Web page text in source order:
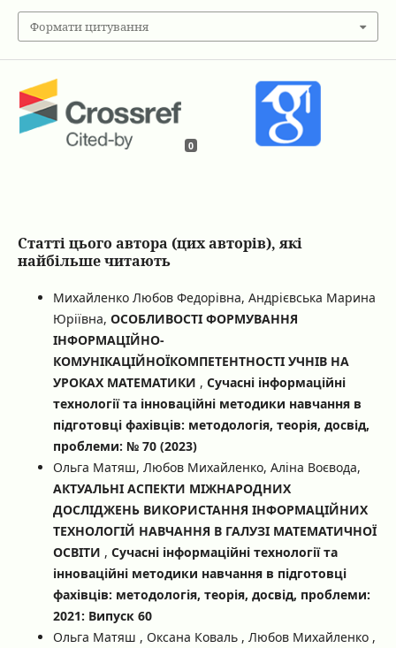
Формати цитування
0
Статті цього автора (цих авторів), які
найбільше читають
Михайленко Любов Федорівна, Андрієвська Марина
Юріївна, ОСОБЛИВОСТІ ФОРМУВАННЯ
ІНФОРМАЦІЙНО-
КОМУНІКАЦІЙНОЇКОМПЕТЕНТНОСТІ УЧНІВ НА
УРОКАХ МАТЕМАТИКИ , Сучасні інформаційні
технології та інноваційні методики навчання в
підготовці фахівців: методологія, теорія, досвід,
проблеми: № 70 (2023)
Ольга Матяш, Любов Михайленко, Аліна Воєвода,
АКТУАЛЬНІ АСПЕКТИ МІЖНАРОДНИХ
ДОСЛІДЖЕНЬ ВИКОРИСТАННЯ ІНФОРМАЦІЙНИХ
ТЕХНОЛОГІЙ НАВЧАННЯ В ГАЛУЗІ МАТЕМАТИЧНОЇ
ОСВІТИ , Сучасні інформаційні технології та
інноваційні методики навчання в підготовці
фахівців: методологія, теорія, досвід, проблеми:
2021: Випуск 60
Ольга Матяш , Оксана Коваль , Любов Михайленко ,